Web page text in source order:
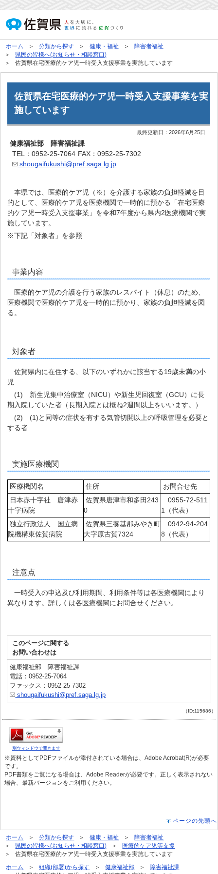
ホーム 分類から探す 健康・福祉
障害者福祉
県民の皆様へ(お知らせ・相談窓口)
佐賀県在宅医療的ケア児一時受入支援事業を実施しています
佐賀県在宅医療的ケア児一時受入支援事業を実
施しています
最終更新日：2026年6月25日
健康福祉部 障害福祉課
TEL：0952-25-7064 FAX：0952-25-7302
shougaifukushi@pref.saga.lg.jp
本県では、医療的ケア児（※）を介護する家族の負担軽減を目
的として、医療的ケア児を医療機関で一時的に預かる「在宅医療
的ケア児一時受入支援事業」を令和7年度から県内2医療機関で実
施しています。
※下記「対象者」を参照
事業内容
医療的ケア児の介護を行う家族のレスパイト（休息）のため、
医療機関で医療的ケア児を一時的に預かり、家族の負担軽減を図
る。
対象者
佐賀県内に在住する、以下のいずれかに該当する19歳未満の小
児
(1) 新生児集中治療室（NICU）や新生児回復室（GCU）に長
期入院していた者（長期入院とは概ね2週間以上をいいます。）
(2) (1)と同等の症状を有する気管切開以上の呼吸管理を必要と
する者
実施医療機関
医療機関名 住所
お問合せ先
日本赤十字社 唐津赤
十字病院
佐賀県唐津市和多田243
0
0955-72-511
1（代表）
独立行政法人 国立病
院機構東佐賀病院
佐賀県三養基郡みやき町
大字原古賀7324
0942-94-204
8（代表）
注意点
一時受入の申込及び利用期間、利用条件等は各医療機関により
異なります。詳しくは各医療機関にお問合せください。
このページに関する
お問い合わせは
健康福祉部 障害福祉課
電話：0952-25-7064
ファックス：0952-25-7302
shougaifukushi@pref.saga.lg.jp
（ID:115686）
別ウィンドウで開きます
※資料としてPDFファイルが添付されている場合は、Adobe Acrobat(R)が必要
です。
PDF書類をご覧になる場合は、Adobe Readerが必要です。正しく表示されない
場合、最新バージョンをご利用ください。
ページの先頭へ
ホーム 分類から探す 健康・福祉
障害者福祉
県民の皆様へ(お知らせ・相談窓口)
医療的ケア児等支援
佐賀県在宅医療的ケア児一時受入支援事業を実施しています
ホーム
組織(部署)から探す 健康福祉部
障害福祉課